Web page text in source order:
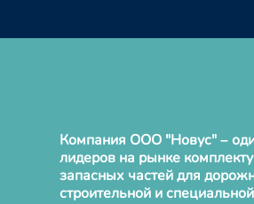
Компания ООО "Новус" –
лидеров на рынке
запасных частей для
строительной и